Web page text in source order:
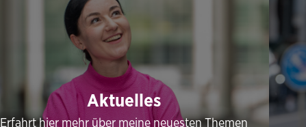
Aktuelles
Erfahrt hier mehr über meine neuesten Themen